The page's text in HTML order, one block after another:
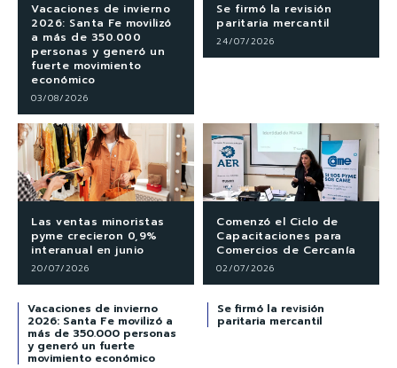
Vacaciones de invierno
2026: Santa Fe movilizó
a más de 350.000
personas y generó un
fuerte movimiento
económico
03/08/2026
Se firmó la revisión
paritaria mercantil
24/07/2026
Las ventas minoristas
pyme crecieron 0,9%
interanual en junio
20/07/2026
Comenzó el Ciclo de
Capacitaciones para
Comercios de Cercanía
02/07/2026
Vacaciones de invierno
2026: Santa Fe movilizó a
más de 350.000 personas
y generó un fuerte
movimiento económico
Se firmó la revisión
paritaria mercantil